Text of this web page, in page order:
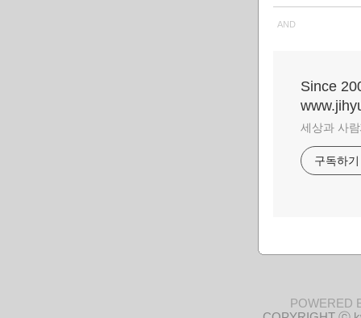
AND
Since
세상과 사
구독하기
POWERED